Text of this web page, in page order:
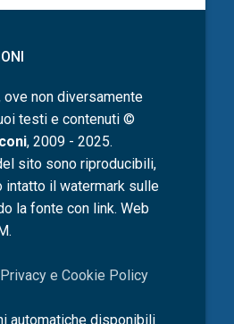
ove non diversamente
testi e contenuti ©
, 2009 - 2025.
sito sono riproducibili,
intatto il watermark sulle
la fonte con link. Web
e Cookie Policy
automatiche disponibili